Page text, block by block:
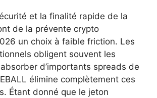
et la finalité rapide de la
de la prévente crypto
un choix à faible friction. Les
obligent souvent les
d’importants spreads de
élimine complètement ces
Étant donné que le jeton